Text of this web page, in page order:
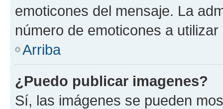
emoticones del mensaje. La
número de emoticones a
Arriba
¿Puedo publicar imagenes?
Sí, las imágenes se pueden